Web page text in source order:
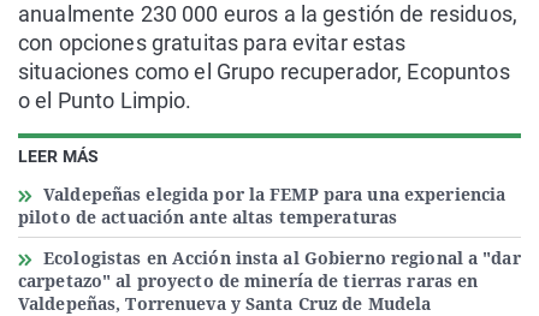
LEER MÁS
Valdepeñas elegida por la FEMP para una experiencia
piloto de actuación ante altas temperaturas
Ecologistas en Acción insta al Gobierno regional a "dar
carpetazo" al proyecto de minería de tierras raras en
Valdepeñas, Torrenueva y Santa Cruz de Mudela
anualmente 230 000 euros a la gestión de residuos,
con opciones gratuitas para evitar estas
situaciones como el Grupo recuperador, Ecopuntos
o el Punto Limpio.